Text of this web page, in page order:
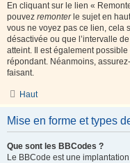
En cliquant sur le lien «
pouvez remonterle sujet en
vous ne voyez pas ce lien, cela
désactivée ou que l’intervalle
atteint. Il est également
répondant. Néanmoins,
faisant.
Haut
Mise en forme et types
Que sont les BBCodes ?
Le BBCode est une